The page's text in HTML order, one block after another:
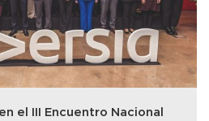
el III Encuentro Nacional